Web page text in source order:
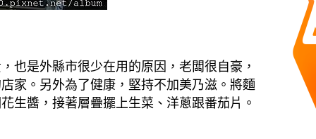
也是外縣市很少在用的原因，老闆很自豪，
家。另外為了健康，堅持不加美乃滋。將麵
生醬，接著層疊擺上生菜、洋蔥跟番茄片。